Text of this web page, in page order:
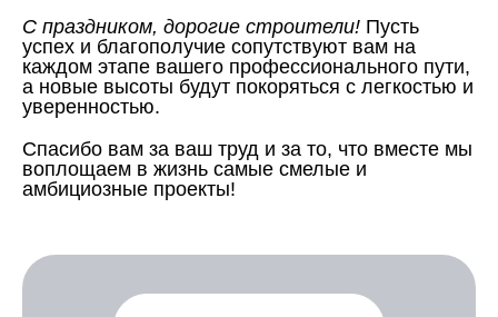
С праздником, дорогие строители! Пусть
успех и благополучие сопутствуют вам на
каждом этапе вашего профессионального пути,
а новые высоты будут покоряться с легкостью и
уверенностью.
Спасибо вам за ваш труд и за то, что вместе мы
воплощаем в жизнь самые смелые и
амбициозные проекты!